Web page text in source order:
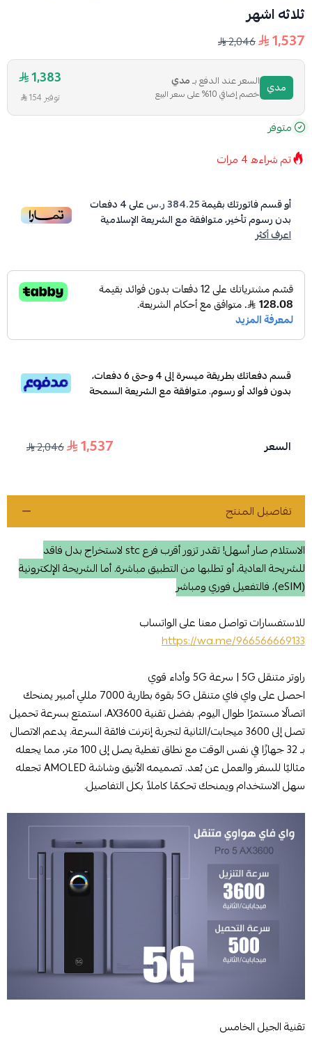
ثلاثه اشهر
1,537
2,046
مدي السعر عند الدفع بـمدي
خصم إضافي 10% على سعر البيع
1,383
توفير 154
متوفر
تم شراءه4 مرات
أو قسم فاتورتك بقيمة384.25 ر.س على4دفعات
بدون رسوم تأخير، متوافقة مع الشريعة الإسلامية
اعرف أكثر
قسم دفعاتك بطريقة ميسرة إلى 4 وحتى 6 دفعات،
بدون فوائد أو رسوم. متوافقة مع الشريعة السمحة
السعر 1,537
2,046
تفاصيل المنتج
الاستلام صار أسهل! تقدر تزور أقرب فرع stc لاستخراج بدل فاقد
للشريحة العادية، أو تطلبها من التطبيق مباشرة. أما الشريحة الإلكترونية
(eSIM)، فالتفعيل فوري ومباشر
للاستفسارات تواصل معنا على الواتساب
https://wa.me/966566669133
راوتر متنقل 5G | سرعة 5G وأداء قوي
احصل على واي فاي متنقل 5G بقوة بطارية 7000 مللي أمبير يمنحك
اتصالًا مستمرًا طوال اليوم. بفضل تقنية AX3600، استمتع بسرعة تحميل
تصل إلى 3600 ميجابت/الثانية لتجربة إنترنت فائقة السرعة. يدعم الاتصال
بـ 32 جهازًا في نفس الوقت مع نطاق تغطية يصل إلى 100 متر، مما يجعله
مثاليًا للسفر والعمل عن بُعد. تصميمه الأنيق وشاشة AMOLED تجعله
سهل الاستخدام ويمنحك تحكمًا كاملاً بكل التفاصيل.
تقنية الجيل الخامس